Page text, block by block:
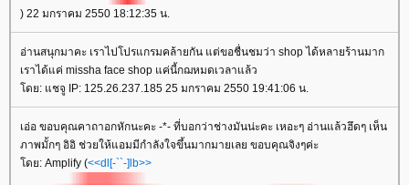
) 22 มกราคม 2550 18:12:35 น.
อ่านสนุกมาคะ เราไปโปรแกรมคล้ายกัน แต่ขอชื่นชมว่า shop ได้หลายร้านมาก
เราได้แค่ missha face shop แค่นี้กฌหมดเวลาแล้ว
ดย: แชจู IP: 125.26.237.185 25 มกราคม 2550 19:41:06 น.
เอ่อ ขอบคุณคาถาอกหักนะคะ -*- ที่บอกว่าช่างมันน่ะคะ เหอะๆ อ่านแล้วฮึดๆ เห็น
ภาพมั้กๆ อิอิ ช่วยให้แอมมีกำลังใจขึ้นมากมายเลย ขอบคุณจิงๆค่ะ
ดย: Amplify (<<dl[-``-]lb>>